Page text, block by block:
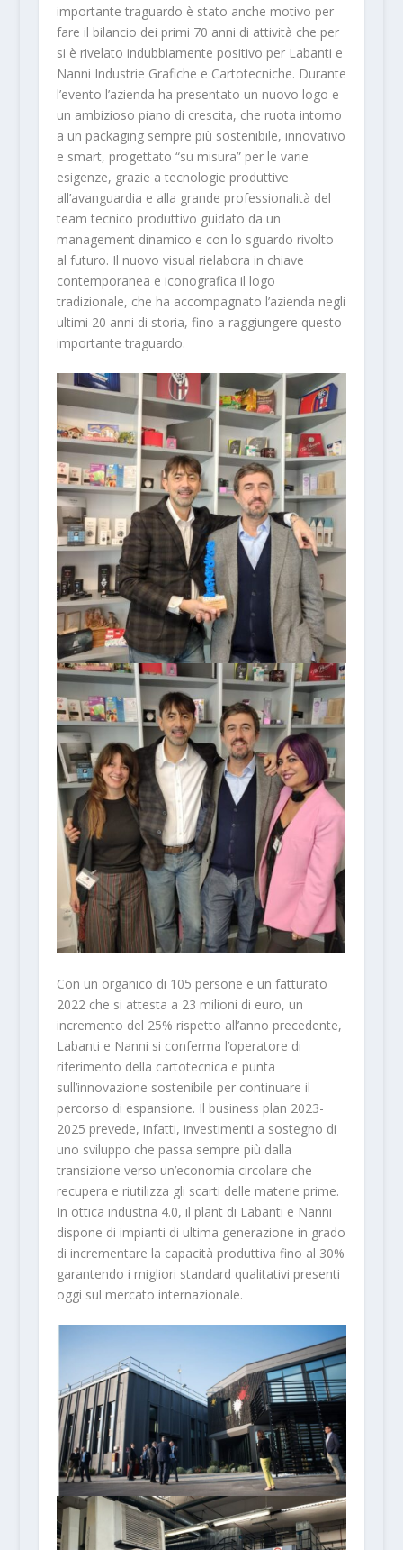
importante traguardo è stato anche motivo per
fare il bilancio dei primi 70 anni di attività che per
si è rivelato indubbiamente positivo per Labanti e
Nanni Industrie Grafiche e Cartotecniche. Durante
l’evento l’azienda ha presentato un nuovo logo e
un ambizioso piano di crescita, che ruota intorno
a un packaging sempre più sostenibile, innovativo
e smart, progettato “su misura” per le varie
esigenze, grazie a tecnologie produttive
all’avanguardia e alla grande professionalità del
team tecnico produttivo guidato da un
management dinamico e con lo sguardo rivolto
al futuro. Il nuovo visual rielabora in chiave
contemporanea e iconografica il logo
tradizionale, che ha accompagnato l’azienda negli
ultimi 20 anni di storia, fino a raggiungere questo
importante traguardo.
Con un organico di 105 persone e un fatturato
2022 che si attesta a 23 milioni di euro, un
incremento del 25% rispetto all’anno precedente,
Labanti e Nanni si conferma l’operatore di
riferimento della cartotecnica e punta
sull’innovazione sostenibile per continuare il
percorso di espansione. Il business plan 2023-
2025 prevede, infatti, investimenti a sostegno di
uno sviluppo che passa sempre più dalla
transizione verso un’economia circolare che
recupera e riutilizza gli scarti delle materie prime.
In ottica industria 4.0, il plant di Labanti e Nanni
dispone di impianti di ultima generazione in grado
di incrementare la capacità produttiva fino al 30%
garantendo i migliori standard qualitativi presenti
oggi sul mercato internazionale.